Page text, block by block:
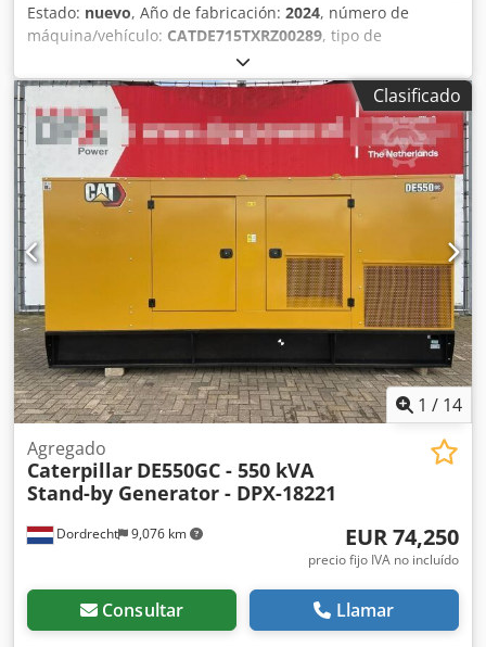
Estado: nuevo, Año de fabricación: 2024, número de
máquina/vehículo: CATDE715TXRZ00289, tipo de
, fabricante de motores:
C15, Propósito de uso: Construcción Peso en vacío: 4.832 kg
Potencia del generador: 715 kVA Dimensiones del
compartimiento de carga: 499 x 187 x 229 cm Marcado CE:
sí Capacidad del tanque de agua: 910 l País de fabricación:
CN Póngase en contacto con el equipo de DPX para más
información. = Más opciones y accesorios = Dedoxvk H
Ropfx Al Njck - Batería - Panel de control - Techo de acero -
Cisterna
Clasificado
1 / 14
Dordrecht 9,076 km
Agregado
Caterpillar DE550GC - 550 kVA
Stand-by Generator - DPX-18221
EUR 74,250
precio fijo IVA no incluído
Consultar Llamar